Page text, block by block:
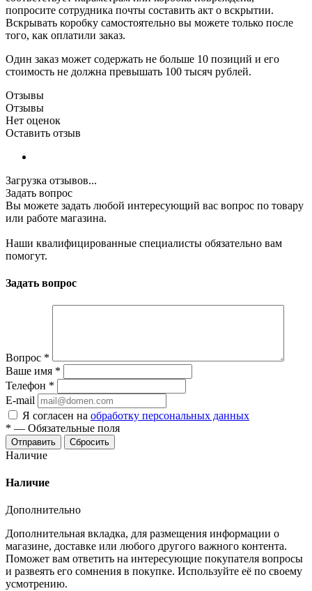
попросите сотрудника почты составить акт о вскрытии.
Вскрывать коробку самостоятельно вы можете только после
того, как оплатили заказ.
Один заказ может содержать не больше 10 позиций и его
стоимость не должна превышать 100 тысяч рублей.
Отзывы
Отзывы
Нет оценок
Оставить отзыв
Загрузка отзывов...
Задать вопрос
Вы можете задать любой интересующий вас вопрос по товару
или работе магазина.
Наши квалифицированные специалисты обязательно вам
помогут.
Задать вопрос
Вопрос *
Ваше имя *
Телефон *
E-mail
Я согласен на обработку персональных данных
* — Обязательные поля
Отправить Сбросить
Наличие
Наличие
Дополнительно
Дополнительная вкладка, для размещения информации о
магазине, доставке или любого другого важного контента.
Поможет вам ответить на интересующие покупателя вопросы
и развеять его сомнения в покупке. Используйте её по своему
усмотрению.